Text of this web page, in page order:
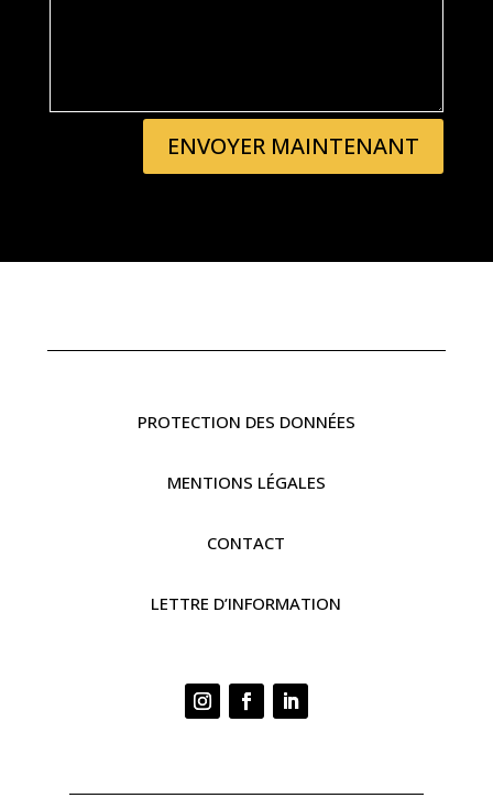
ENVOYER MAINTENANT
PROTECTION DES DONNÉES
MENTIONS LÉGALES
CONTACT
LETTRE D’INFORMATION